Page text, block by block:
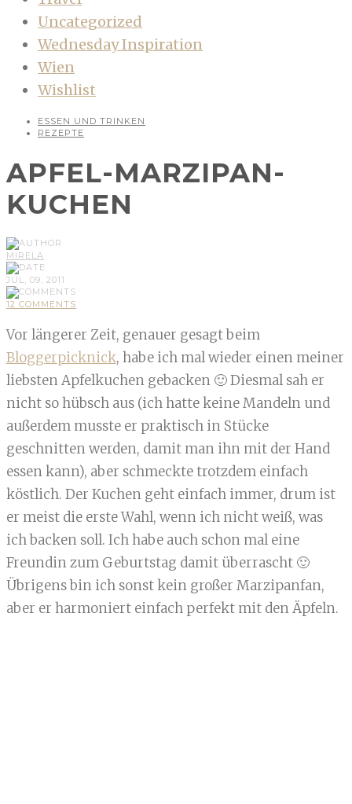
Uncategorized
Wednesday Inspiration
Wien
Wishlist
ESSEN UND TRINKEN
REZEPTE
APFEL-MARZIPAN-
KUCHEN
MIRELA
JUL, 09, 2011
12 COMMENTS
Vor längerer Zeit, genauer gesagt beim
Bloggerpicknick, habe ich mal wieder einen meiner
liebsten Apfelkuchen gebacken 🙂 Diesmal sah er
nicht so hübsch aus (ich hatte keine Mandeln und
außerdem musste er praktisch in Stücke
geschnitten werden, damit man ihn mit der Hand
essen kann), aber schmeckte trotzdem einfach
köstlich. Der Kuchen geht einfach immer, drum ist
er meist die erste Wahl, wenn ich nicht weiß, was
ich backen soll. Ich habe auch schon mal eine
Freundin zum Geburtstag damit überrascht 🙂
Übrigens bin ich sonst kein großer Marzipanfan,
aber er harmoniert einfach perfekt mit den Äpfeln.